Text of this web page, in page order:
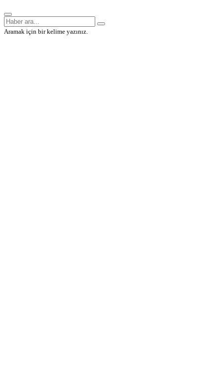
Aramak için bir kelime yazınız.